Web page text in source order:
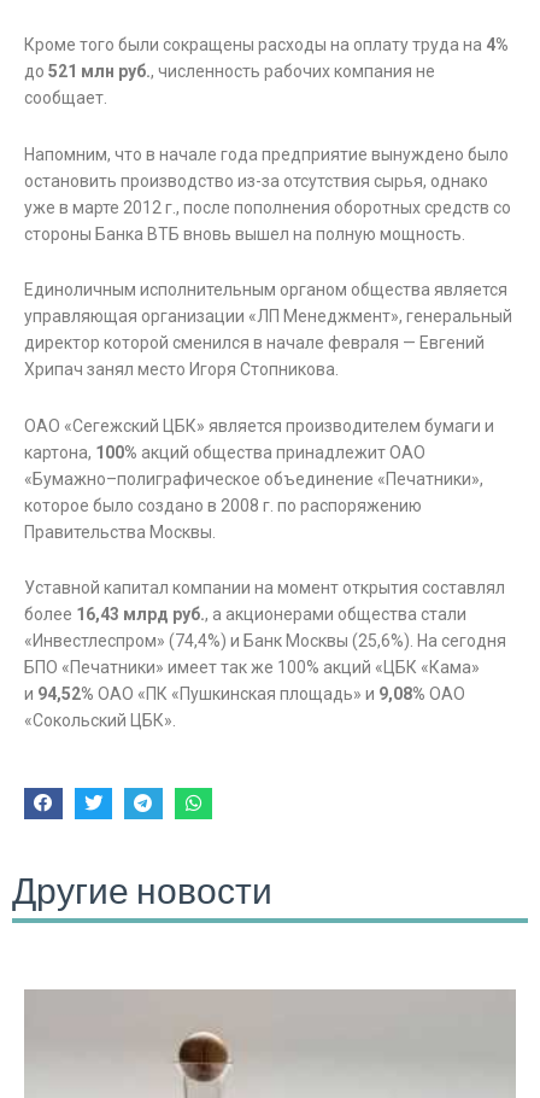
Кроме того были сокращены расходы на оплату труда на 4%
до 521 млн руб., численность рабочих компания не
сообщает.
Напомним, что в начале года предприятие вынуждено было
остановить производство из-за отсутствия сырья, однако
уже в марте 2012 г., после пополнения оборотных средств со
стороны Банка ВТБ вновь вышел на полную мощность.
Единоличным исполнительным органом общества является
управляющая организации «ЛП Менеджмент», генеральный
директор которой сменился в начале февраля — Евгений
Хрипач занял место Игоря Стопникова.
ОАО «Сегежский ЦБК» является производителем бумаги и
картона, 100% акций общества принадлежит ОАО
«Бумажно–полиграфическое объединение «Печатники»,
которое было создано в 2008 г. по распоряжению
Правительства Москвы.
Уставной капитал компании на момент открытия составлял
более 16,43 млрд руб., а акционерами общества стали
«Инвестлеспром» (74,4%) и Банк Москвы (25,6%). На сегодня
БПО «Печатники» имеет так же 100% акций «ЦБК «Кама»
и 94,52% ОАО «ПК «Пушкинская площадь» и 9,08% ОАО
«Сокольский ЦБК».
Другие новости